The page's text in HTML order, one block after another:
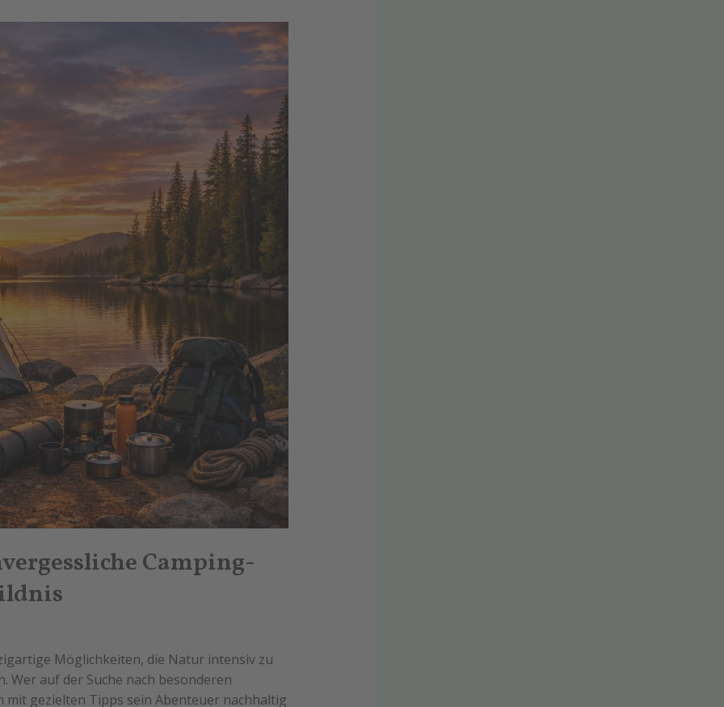
Camping-
Möglichkeiten, die Natur intensiv zu
Wer auf der Suche nach besonderen
gezielten Tipps sein Abenteuer nachhaltig